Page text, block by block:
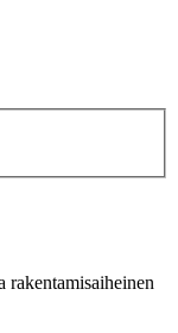
rakentamisaiheinen